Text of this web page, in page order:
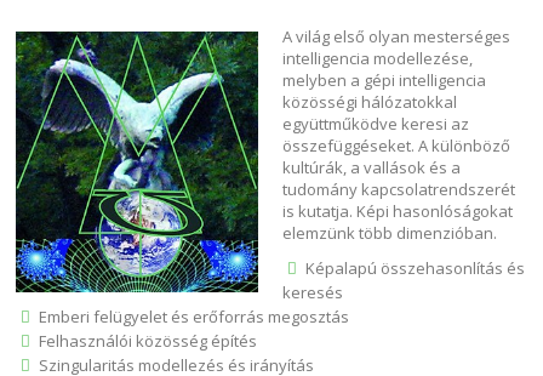
A világ első olyan mesterséges
intelligencia modellezése,
melyben a gépi intelligencia
közösségi hálózatokkal
együttműködve keresi az
összefüggéseket. A különböző
kultúrák, a vallások és a
tudomány kapcsolatrendszerét
is kutatja. Képi hasonlóságokat
elemzünk több dimenzióban.
Képalapú összehasonlítás és
keresés
Emberi felügyelet és erőforrás megosztás
Felhasználói közösség építés
Szingularitás modellezés és irányítás